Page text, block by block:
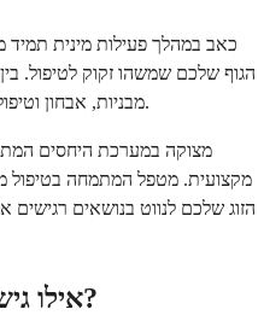
כאב במהלך פעילות מינית תמיד
הגוף שלכם שמשהו זקוק לטיפול.
מבניות, אבחון וטיפול נכונים מונעים החמרה ומחזירים נוחות.
מצוקה במערכת היחסים
מקצועית. מטפל המתמחה בטיפול
הזוג שלכם לנווט בנושאים
אילו גישות טיפוליות יכולות לעזור?